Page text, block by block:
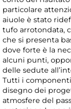
particolare
aiuole è stato
tufo arrotondata,
che si presenta
dove forte è la
alcuni punti,
delle sedute
Tutti i
disegno dei
atmosfere del